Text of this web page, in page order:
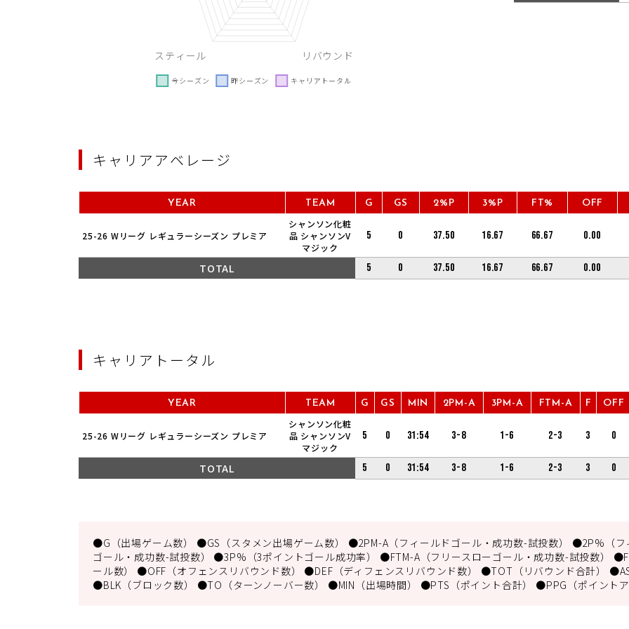
キャリアアベレージ
YEAR TEAM G GS 2%P 3%P FT% OFF
25-26 Wリーグ レギュラーシーズン プレミア
シャンソン化粧
品 シャンソンV
マジック
5 0 37.50 16.67 66.67 0.00
TOTAL 5 0 37.50 16.67 66.67 0.00
キャリアトータル
YEAR TEAM G GS MIN 2PM-A 3PM-A FTM-A F OFF
25-26 Wリーグ レギュラーシーズン プレミア
シャンソン化粧
品 シャンソンV
マジック
5 0 31:54 3-8 1-6 2-3 3 0
TOTAL 5 0 31:54 3-8 1-6 2-3 3 0
●G（出場ゲーム数） ●GS（スタメン出場ゲーム数） ●2PM-A（フィールドゴール・成功数-試投数） ●2P%（
ゴール・成功数-試投数） ●3P%（3ポイントゴール成功率） ●FTM-A（フリースローゴール・成功数-試投数）
ール数） ●OFF（オフェンスリバウンド数） ●DEF（ディフェンスリバウンド数） ●TOT（リバウンド合計）
●BLK（ブロック数） ●TO（ターンノーバー数） ●MIN（出場時間） ●PTS（ポイント合計） ●PPG（ポイントア